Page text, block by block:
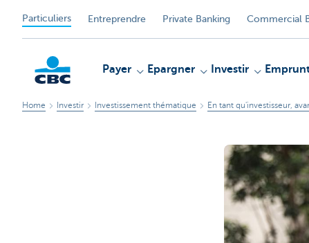
Particuliers Entreprendre Private Banking Commercial
Payer Epargner Investir
Home Investir Investissement thématique En tant qu'investisseur,